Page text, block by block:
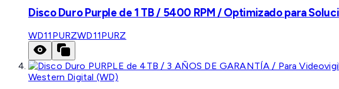
Disco Duro Purple de 1 TB / 5400 RPM / Optimizado para
WD11PURZWD11PURZ
Western Digital (WD)